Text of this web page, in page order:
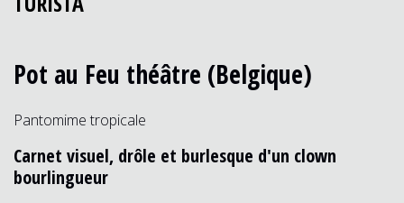
Pot au Feu théâtre (Belgique)
Pantomime tropicale
Carnet visuel, drôle et burlesque d'un clown
bourlingueur